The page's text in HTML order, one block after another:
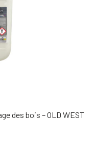
des bois – OLD WEST